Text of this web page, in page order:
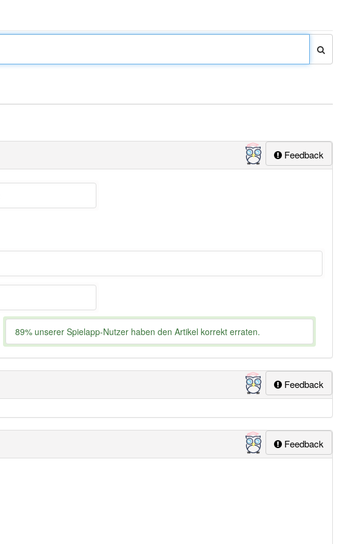
Feedback
89% unserer Spielapp-Nutzer haben den Artikel korrekt erraten.
Feedback
Feedback